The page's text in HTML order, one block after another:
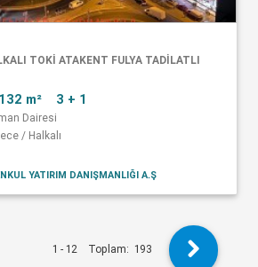
TOKİ ATAKENT FULYA TADİLATLI
132 m² 3 + 1
Dairesi
/ Halkalı
YATIRIM DANIŞMANLIĞI A.Ş
1 - 12 Toplam: 193